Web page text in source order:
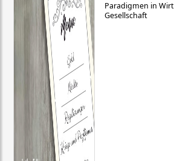
Paradigmen in
Gesellschaft